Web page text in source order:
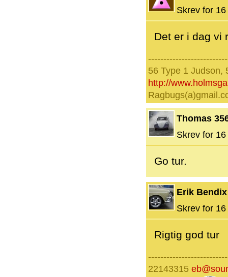
Skrev for
Det er i dag vi
56 Type 1 Judson,
http://
Thomas
Skrev for
Go tur.
Erik Bendix
Skrev for
Rigtig god tur
22143315